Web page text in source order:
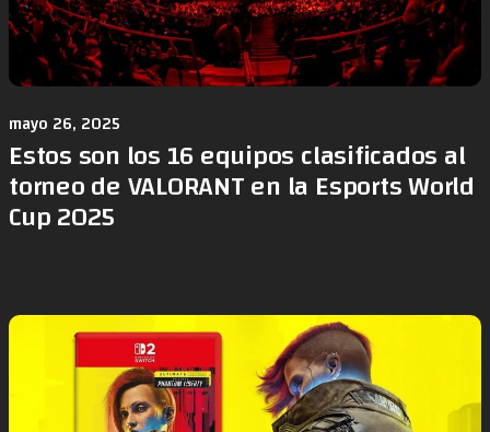
mayo 26, 2025
Estos son los 16 equipos clasificados al
torneo de VALORANT en la Esports World
Cup 2025